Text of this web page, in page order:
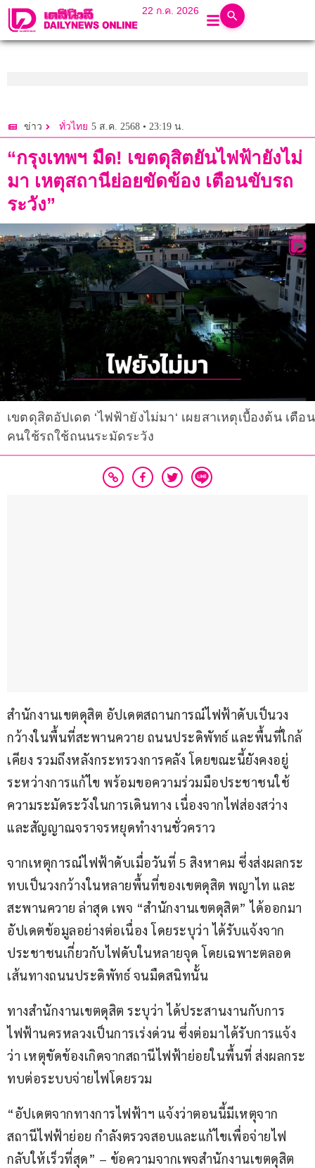
22 ก.ค. 2026
ข่าว ทั่วไทย 5 ส.ค. 2568 • 23:19 น.
“กรุงเทพฯ มืด! เขตดุสิตยันไฟฟ้ายังไม่
มา เหตุสถานีย่อยขัดข้อง เตือนขับรถ
ระวัง”
เขตดุสิตอัปเดต ‘ไฟฟ้ายังไม่มา‘ เผยสาเหตุเบื้องต้น เตือน
คนใช้รถใช้ถนนระมัดระวัง
สำนักงานเขตดุสิต อัปเดตสถานการณ์ไฟฟ้าดับเป็นวง
กว้างในพื้นที่สะพานควาย ถนนประดิพัทธ์ และพื้นที่ใกล้
เคียง รวมถึงหลังกระทรวงการคลัง โดยขณะนี้ยังคงอยู่
ระหว่างการแก้ไข พร้อมขอความร่วมมือประชาชนใช้
ความระมัดระวังในการเดินทาง เนื่องจากไฟส่องสว่าง
และสัญญาณจราจรหยุดทำงานชั่วคราว
จากเหตุการณ์ไฟฟ้าดับเมื่อวันที่ 5 สิงหาคม ซึ่งส่งผลกระ
ทบเป็นวงกว้างในหลายพื้นที่ของเขตดุสิต พญาไท และ
สะพานควาย ล่าสุด เพจ “สำนักงานเขตดุสิต” ได้ออกมา
อัปเดตข้อมูลอย่างต่อเนื่อง โดยระบุว่า ได้รับแจ้งจาก
ประชาชนเกี่ยวกับไฟดับในหลายจุด โดยเฉพาะตลอด
เส้นทางถนนประดิพัทธ์ จนมืดสนิทนั้น
ทางสำนักงานเขตดุสิต ระบุว่า ได้ประสานงานกับการ
ไฟฟ้านครหลวงเป็นการเร่งด่วน ซึ่งต่อมาได้รับการแจ้ง
ว่า เหตุขัดข้องเกิดจากสถานีไฟฟ้าย่อยในพื้นที่ ส่งผลกระ
ทบต่อระบบจ่ายไฟโดยรวม
“อัปเดตจากทางการไฟฟ้าฯ แจ้งว่าตอนนี้มีเหตุจาก
สถานีไฟฟ้าย่อย กำลังตรวจสอบและแก้ไขเพื่อจ่ายไฟ
กลับให้เร็วที่สุด” – ข้อความจากเพจสำนักงานเขตดุสิต